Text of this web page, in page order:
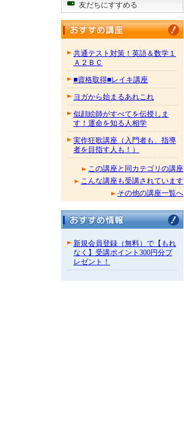
友だちにすすめる
共通テスト対策！英語＆数学１
Ａ２ＢＣ
■資格取得■レイキ講座
ヨガから始まるあれこれ
似顔絵師がすべてを伝授しま
す！運命を知る人相学
実作狂歌講座（入門者も、指導
者を目指す人も！）
この講座と同カテゴリの講座
こんな講座も受講されています
その他の講座一覧へ
新規会員登録（無料）で【もれ
なく】受講ポイント300円分プ
レゼント！